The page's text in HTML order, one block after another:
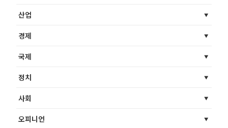
산업
경제
국제
정치
사회
오피니언